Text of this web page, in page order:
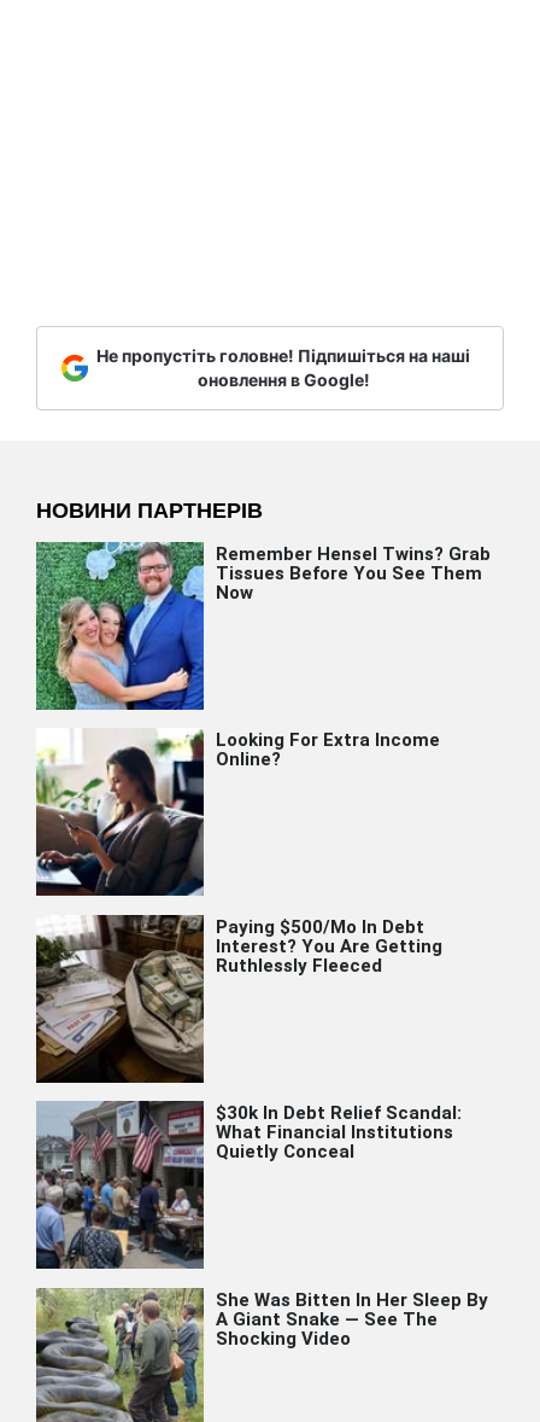
Не пропустіть головне! Підпишіться на наші
оновлення в Google!